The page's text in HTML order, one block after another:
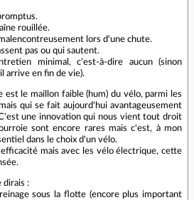
rouillée.
lors d'une chute.
pas ou qui sautent.
minimal, c'est-à-dire aucun (sinon
arrive en fin de vie).
est le maillon faible (hum) du vélo, parmi les
qui se fait aujourd'hui avantageusement
une innovation qui nous vient tout droit
sont encore rares mais c'est, à mon
dans le choix d'un vélo.
mais avec les vélo électrique, cette
dirais :
sous la flotte (encore plus important